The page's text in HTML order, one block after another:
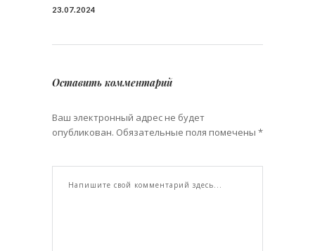
23.07.2024
Оставить комментарий
Ваш электронный адрес не будет
опубликован. Обязательные поля помечены *